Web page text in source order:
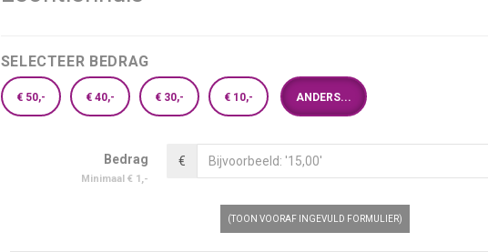
SELECTEER BEDRAG
€ 50,- € 40,- € 30,- € 10,- ANDERS...
Bedrag
Minimaal € 1,-
€
(TOON VOORAF INGEVULD FORMULIER)